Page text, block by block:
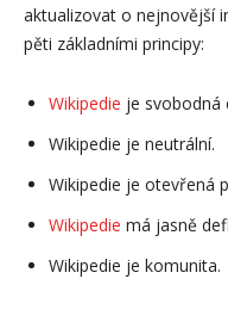
aktualizovat o nejnovější
pěti základními principy:
Wikipedie je svobodná
Wikipedie je neutrální.
Wikipedie je otevřená
Wikipedie má jasně
Wikipedie je komunita.